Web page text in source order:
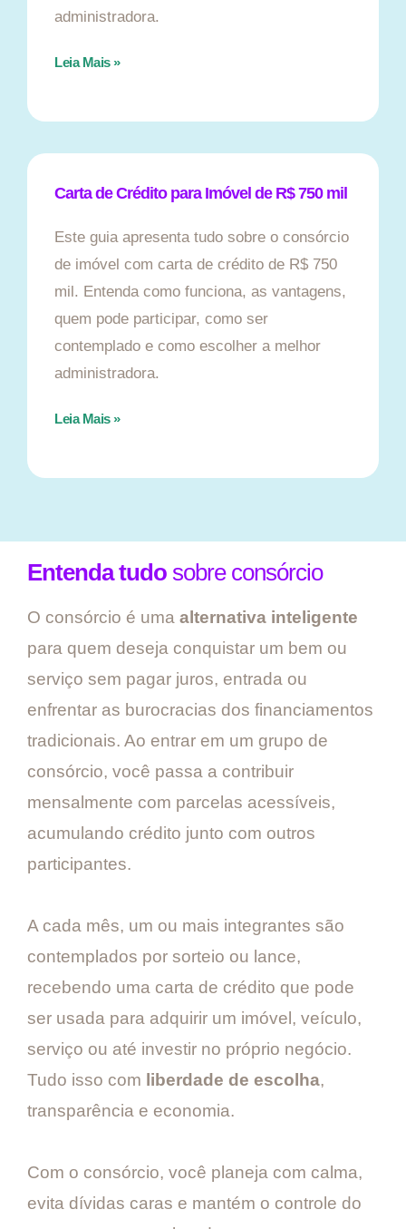
administradora.
Leia Mais »
Carta de Crédito para Imóvel de R$ 750 mil
Este guia apresenta tudo sobre o consórcio
de imóvel com carta de crédito de R$ 750
mil. Entenda como funciona, as vantagens,
quem pode participar, como ser
contemplado e como escolher a melhor
administradora.
Leia Mais »
Entenda tudo sobre consórcio
O consórcio é uma alternativa inteligente
para quem deseja conquistar um bem ou
serviço sem pagar juros, entrada ou
enfrentar as burocracias dos financiamentos
tradicionais. Ao entrar em um grupo de
consórcio, você passa a contribuir
mensalmente com parcelas acessíveis,
acumulando crédito junto com outros
participantes.
A cada mês, um ou mais integrantes são
contemplados por sorteio ou lance,
recebendo uma carta de crédito que pode
ser usada para adquirir um imóvel, veículo,
serviço ou até investir no próprio negócio.
Tudo isso com liberdade de escolha,
transparência e economia.
Com o consórcio, você planeja com calma,
evita dívidas caras e mantém o controle do